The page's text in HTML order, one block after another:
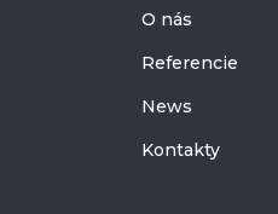
O nás
Referencie
News
Kontakty